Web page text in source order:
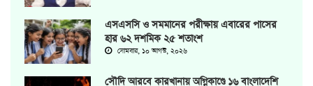
এসএসসি ও সমমানের পরীক্ষায় এবারের পাসের
হার ৬২ দশমিক ২৫ শতাংশ
সোমবার, ১০ আগস্ট, ২০২৬
সৌদি আরবে কারখানায় অগ্নিকাণ্ডে ১৬ বাংলাদেশি